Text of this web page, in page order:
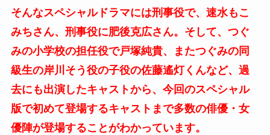
そんなスペシャルドラマには刑事役で、速水もこ
みちさん、刑事役に肥後克広さん。そして、つぐ
みの小学校の担任役で戸塚純貴、またつぐみの同
級生の岸川そう役の子役の佐藤遙灯くんなど、過
去にも出演したキャストから、今回のスペシャル
版で初めて登場するキャストまで多数の俳優・女
優陣が登場することがわかっています。